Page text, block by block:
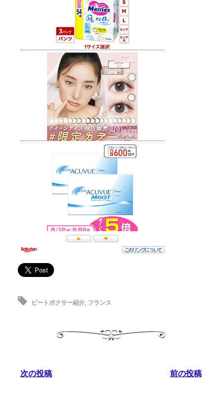
ビートボクサー紹介 フランス
次の投稿 前の投稿